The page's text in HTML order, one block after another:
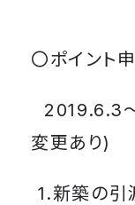
〇ポイント
2019.6.3
変更あり)
1.新築の引